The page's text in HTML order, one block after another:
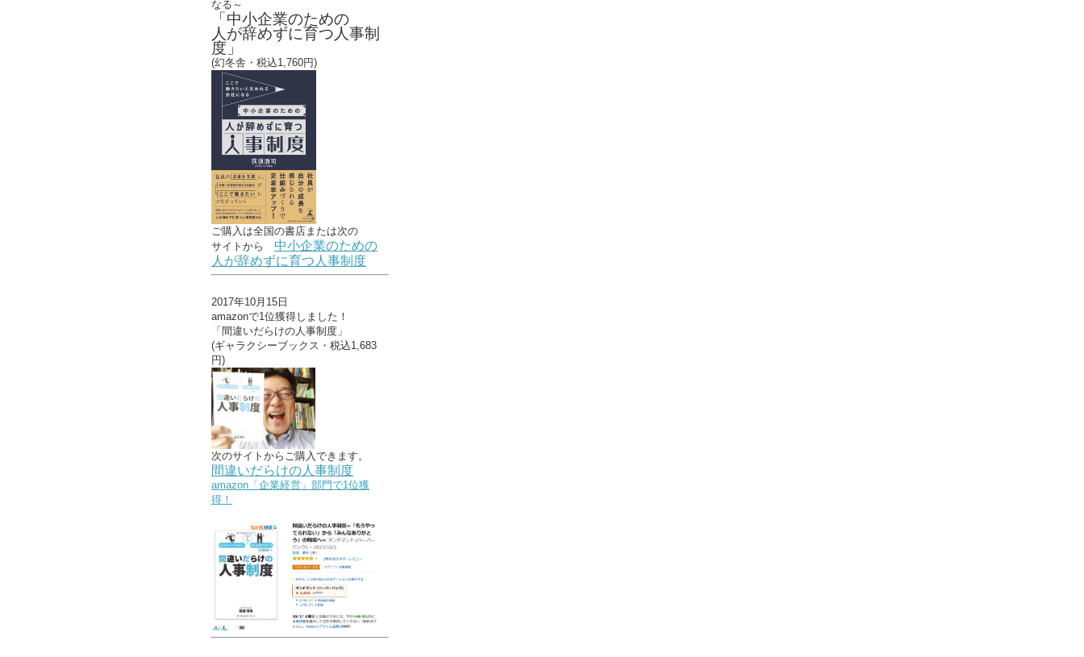
なる～
「中小企業のための
人が辞めずに育つ人事制
度」
(幻冬舎・税込1,760円)
ご購入は全国の書店または次の
サイトから 中小企業のための
人が辞めずに育つ人事制度
2017年10月15日
amazonで1位獲得しました！
「間違いだらけの人事制度」
(ギャラクシーブックス・税込1,683
円)
次のサイトからご購入できます。
間違いだらけの人事制度
amazon「企業経営」部門で1位獲
得！